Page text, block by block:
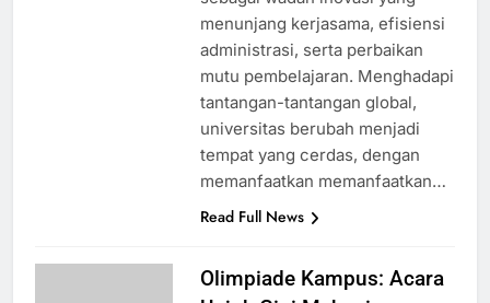
menunjang kerjasama, efisiensi
administrasi, serta perbaikan
mutu pembelajaran. Menghadapi
tantangan-tantangan global,
universitas berubah menjadi
tempat yang cerdas, dengan
memanfaatkan memanfaatkan…
Read Full News
Olimpiade Kampus: Acara